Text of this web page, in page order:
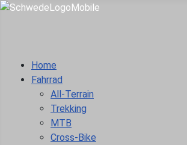
Home
Fahrrad
All-Terrain
Trekking
MTB
Cross-Bike